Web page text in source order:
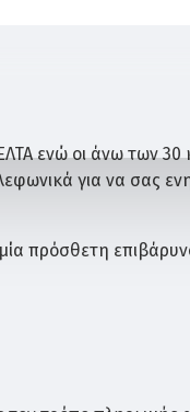
ενώ οι άνω των 30
για να σας
πρόσθετη